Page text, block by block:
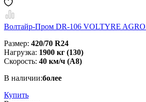
Волтайр-Пром DR-106 VOLTYRE AGRO
Размер: 420/70 R24
Нагрузка: 1900 кг (130)
Скорость: 40 км/ч (A8)
В наличии:более
Купить